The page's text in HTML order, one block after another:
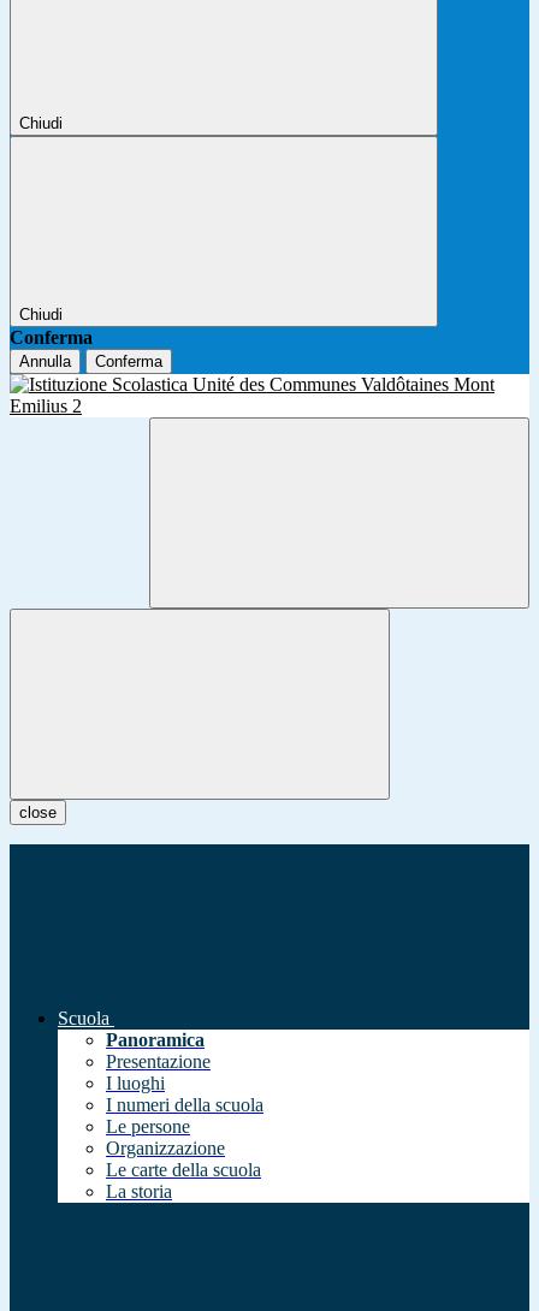
Chiudi
Chiudi
Conferma
Annulla Conferma
close
Scuola
Panoramica
Presentazione
I luoghi
I numeri della scuola
Le persone
Organizzazione
Le carte della scuola
La storia